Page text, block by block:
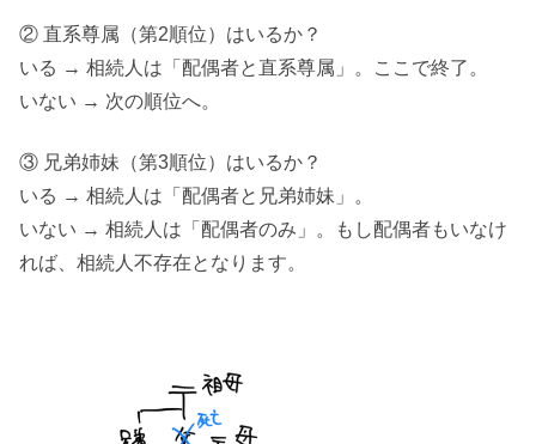
② 直系尊属（第2順位）はいるか？
いる → 相続人は「配偶者と直系尊属」。ここで終了。
いない → 次の順位へ。
③ 兄弟姉妹（第3順位）はいるか？
いる → 相続人は「配偶者と兄弟姉妹」。
いない → 相続人は「配偶者のみ」。もし配偶者もいなけ
れば、相続人不存在となります。